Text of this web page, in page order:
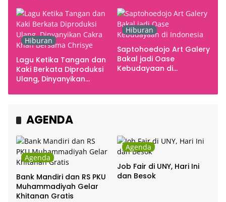
Hiburan
Lagu Ketika Tangan dan
Kaki Berkata Diproduksi
Ulang, Dinyanyikan
Hiburan
Saptohoedojo Art Galery
Bakal jadi Oase
Kebudayaan di
AGENDA
Agenda
Bank Mandiri dan RS PKU
Muhammadiyah Gelar
Khitanan Gratis
Agenda
Job Fair di UNY, Hari Ini
dan Besok